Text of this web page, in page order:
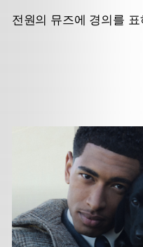
전원의 뮤즈에 경의를